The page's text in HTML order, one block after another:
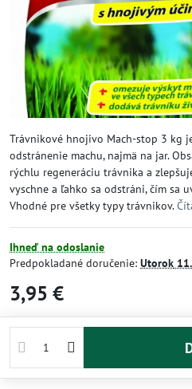
Trávnikové hnojivo Mach-stop 3 kg
odstránenie machu, najmä na jar.
rýchlu regeneráciu trávnika a
vyschne a ľahko sa odstráni, čím sa
Vhodné pre všetky typy trávnikov.
Ihneď na odoslanie
Predpokladané doručenie: Utorok
3,95 €